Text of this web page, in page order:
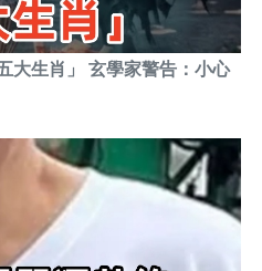
大生肖」 玄學家警告：小心